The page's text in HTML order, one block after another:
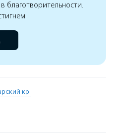
благотворительности.
кр.